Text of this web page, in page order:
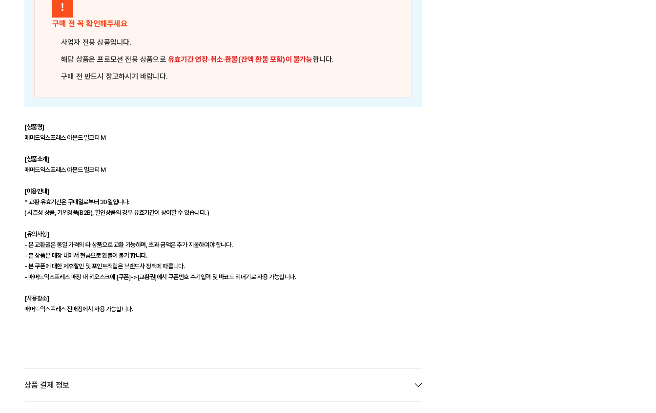
!
구매 전 꼭 확인해주세요
사업자 전용 상품입니다.
해당 상품은프로모션 전용 상품으로유효기간 연장·취소·환불(잔액 환불 포함)이 불가능합니다.
구매 전 반드시 참고하시기 바랍니다.
[상품명]
매머드익스프레스 아몬드 밀크티 M
[상품소개]
매머드익스프레스 아몬드 밀크티 M
[이용안내]
* 교환 유효기간은 구매일로부터 30일입니다.
( 시즌성 상품, 기업경품(B2B), 할인상품의 경우 유효기간이 상이할 수 있습니다. )
[유의사항]
- 본 교환권은 동일 가격의 타 상품으로 교환 가능하며, 초과 금액은 추가 지불하여야 합니다.
- 본 상품은 매장 내에서 현금으로 환불이 불가 합니다.
- 본 쿠폰에 대한 제휴할인 및 포인트적립은 브랜드사 정책에 따릅니다.
- 매머드익스프레스 매장 내 키오스크에 [쿠폰]->[교환권]에서 쿠폰번호 수기입력 및 바코드 리더기로 사용 가능합니다.
[사용장소]
매머드익스프레스 전매장에서 사용 가능합니다.
상품 결제 정보